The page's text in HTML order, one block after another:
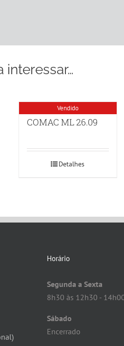
interessar…
Vendido
COMAC ML 26.09
Detalhes
Horário
Segunda a Sexta
8h30 às 12h30 -
Sábado
Encerrado